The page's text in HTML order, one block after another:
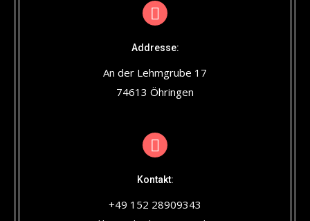
Addresse:
An der Lehmgrube 17
74613 Öhringen
Kontakt:
+49 152 28909343